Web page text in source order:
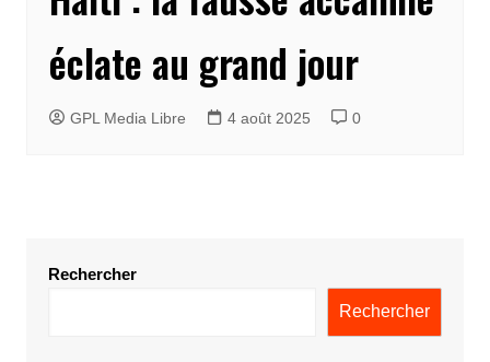
éclate au grand jour
GPL Media Libre 4 août 2025 0
Rechercher
Rechercher